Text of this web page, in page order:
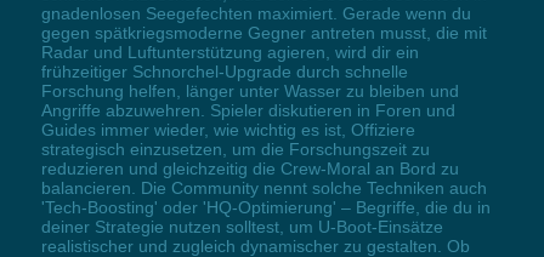
gnadenlosen Seegefechten maximiert. Gerade wenn du
gegen spätkriegsmoderne Gegner antreten musst, die mit
Radar und Luftunterstützung agieren, wird dir ein
frühzeitiger Schnorchel-Upgrade durch schnelle
Forschung helfen, länger unter Wasser zu bleiben und
Angriffe abzuwehren. Spieler diskutieren in Foren und
Guides immer wieder, wie wichtig es ist, Offiziere
strategisch einzusetzen, um die Forschungszeit zu
reduzieren und gleichzeitig die Crew-Moral an Bord zu
balancieren. Die Community nennt solche Techniken auch
'Tech-Boosting' oder 'HQ-Optimierung' – Begriffe, die du in
deiner Strategie nutzen solltest, um U-Boot-Einsätze
realistischer und zugleich dynamischer zu gestalten. Ob